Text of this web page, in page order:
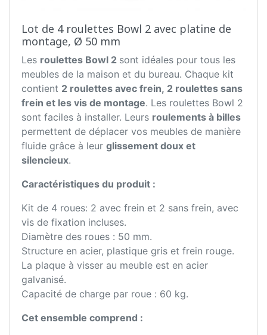
Lot de 4 roulettes Bowl 2 avec platine de
montage, Ø 50 mm
Les roulettes Bowl 2 sont idéales pour tous les
meubles de la maison et du bureau. Chaque kit
contient 2 roulettes avec frein, 2 roulettes sans
frein et les vis de montage. Les roulettes Bowl 2
sont faciles à installer. Leurs roulements à billes
permettent de déplacer vos meubles de manière
fluide grâce à leur glissement doux et
silencieux.
Caractéristiques du produit :
Kit de 4 roues: 2 avec frein et 2 sans frein, avec
vis de fixation incluses.
Diamètre des roues : 50 mm.
Structure en acier, plastique gris et frein rouge.
La plaque à visser au meuble est en acier
galvanisé.
Capacité de charge par roue : 60 kg.
Cet ensemble comprend :